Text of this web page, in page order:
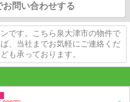
お問い合わせする
です。こちら泉大津市の物件で
、当社までお気軽にご連絡くだ
も承っております。